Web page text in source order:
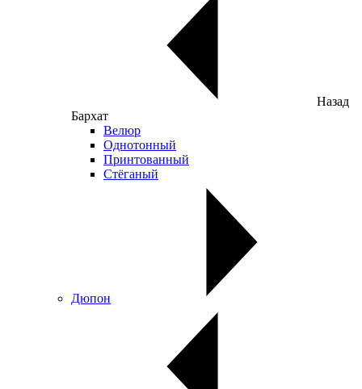
Назад
Бархат
Велюр
Однотонный
Принтованный
Стёганый
Дюпон